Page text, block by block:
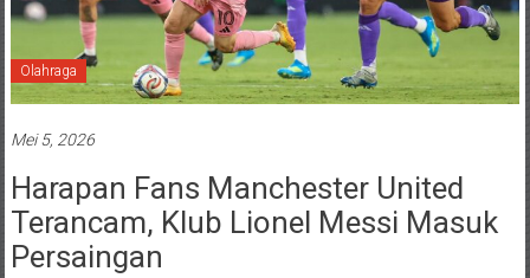
Olahraga
Mei 5, 2026
Harapan Fans Manchester United
Terancam, Klub Lionel Messi Masuk
Persaingan